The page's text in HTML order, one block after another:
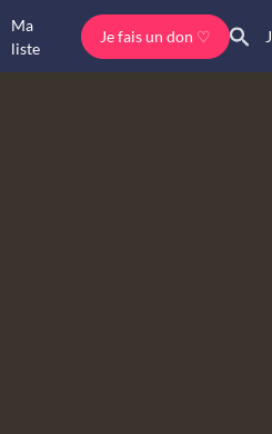
Ma
liste
Je fais un don ♡